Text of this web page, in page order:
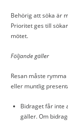
Behörig att söka är
Prioritet ges till
mötet.
Följande gäller
Resan måste
eller muntlig
Bidraget får inte
gäller. Om